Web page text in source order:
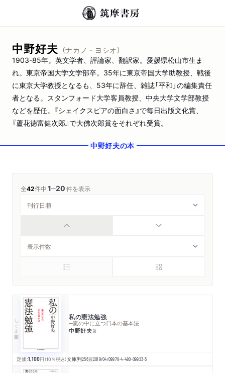
中野好夫 （ナカノ・ヨシオ）
1903-85年。英文学者、評論家、翻訳家。愛媛県松山市生ま
れ。東京帝国大学文学部卒。35年に東京帝国大学助教授、戦後
に東京大学教授となるも、53年に辞任、雑誌「平和」の編集責任
者となる。スタンフォード大学客員教授、中央大学文学部教授
などを歴任。『シェイクスピアの面白さ』で毎日出版文化賞、
『蘆花徳富健次郎』で大佛次郎賞をそれぞれ受賞。
中野好夫の本
全42件中1─20件を表示
ちくま学芸文庫 私の憲法勉強
─嵐の中に立つ日本の基本法
中野好夫著
定価:1,100円 （10％税込）文庫判256頁2019/04/09978-4-480-09923-5